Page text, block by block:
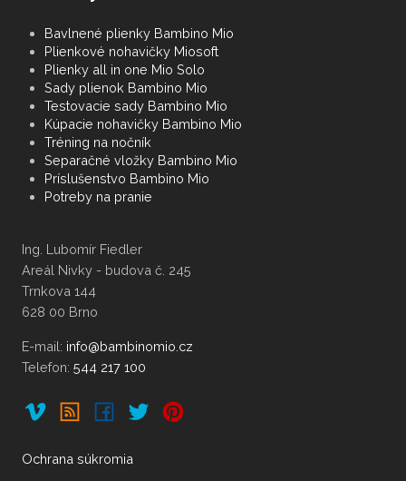
Bavlnené plienky Bambino Mio
Plienkové nohavičky Miosoft
Plienky all in one Mio Solo
Sady plienok Bambino Mio
Testovacie sady Bambino Mio
Kúpacie nohavičky Bambino Mio
Tréning na nočník
Separačné vložky Bambino Mio
Príslušenstvo Bambino Mio
Potreby na pranie
Ing. Lubomír Fiedler
Areál Nivky - budova č. 245
Trnkova 144
628 00 Brno
E-mail:
Telefon: 544 217 100
Ochrana súkromia